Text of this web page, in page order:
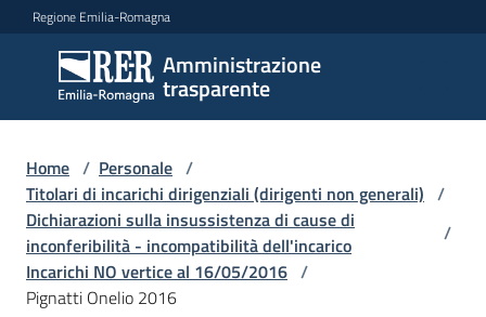
Vai al contenuto
Vai alla navigazione
Vai al footer
Regione Emilia-Romagna
Amministrazione
trasparente
Amministrazione
trasparente
Sottosezioni
Accesso
Home / Personale /
Titolari di incarichi dirigenziali (dirigenti non generali) /
Dichiarazioni sulla insussistenza di cause di
inconferibilità - incompatibilità dell'incarico
/
Incarichi NO vertice al 16/05/2016 /
Pignatti Onelio 2016